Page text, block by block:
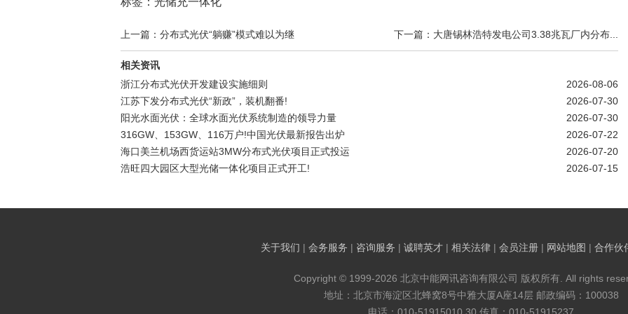
上一篇：分布式光伏“躺赚”模式难以为继 下一篇：大唐锡林浩特发电公司3.38兆瓦厂内分布...
相关资讯
2026-08-06
浙江分布式光伏开发建设实施细则
2026-07-30
江苏下发分布式光伏“新政”，装机翻番!
2026-07-30
阳光水面光伏：全球水面光伏系统制造的领导力量
2026-07-22
316GW、153GW、116万户!中国光伏最新报告出炉
2026-07-20
海口美兰机场西货运站3MW分布式光伏项目正式投运
2026-07-15
浩旺四大园区大型光储一体化项目正式开工!
关于我们 | 会务服务 | 咨询服务 | 诚聘英才 | 相关法律 | 会员注册 | 网站地图 | 合作伙
Copyright © 1999-2026 北京中能网讯咨询有限公司 版权所有. All rights
地址：北京市海淀区北蜂窝8号中雅大厦A座14层 邮政编码：100038